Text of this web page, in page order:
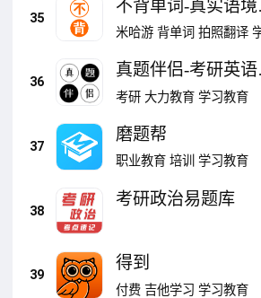
35
不背单词-真实语境
单词
米哈游 背单词 拍照翻译
36
真题伴侣-考研英语
六级刷题
考研 大力教育 学习教育
37
磨题帮
职业教育 培训 学习教育
38
考研政治易题库
39
得到
付费 吉他学习 学习教育